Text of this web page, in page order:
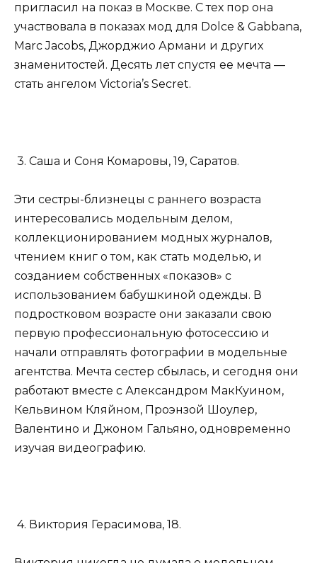
пригласил на показ в Москве. С тех пор она
участвовала в показах мод для Dolce & Gabbana,
Marc Jacobs, Джорджио Армани и других
знаменитостей. Десять лет спустя ее мечта —
стать ангелом Victoria’s Secret.
3. Саша и Соня Комаровы, 19, Саратов.
Эти сестры-близнецы с раннего возраста
интересовались модельным делом,
коллекционированием модных журналов,
чтением книг о том, как стать моделью, и
созданием собственных «показов» с
использованием бабушкиной одежды. В
подростковом возрасте они заказали свою
первую профессиональную фотосессию и
начали отправлять фотографии в модельные
агентства. Мечта сестер сбылась, и сегодня они
работают вместе с Александром МакКуином,
Кельвином Кляйном, Проэнзой Шоулер,
Валентино и Джоном Гальяно, одновременно
изучая видеографию.
4. Виктория Герасимова, 18.